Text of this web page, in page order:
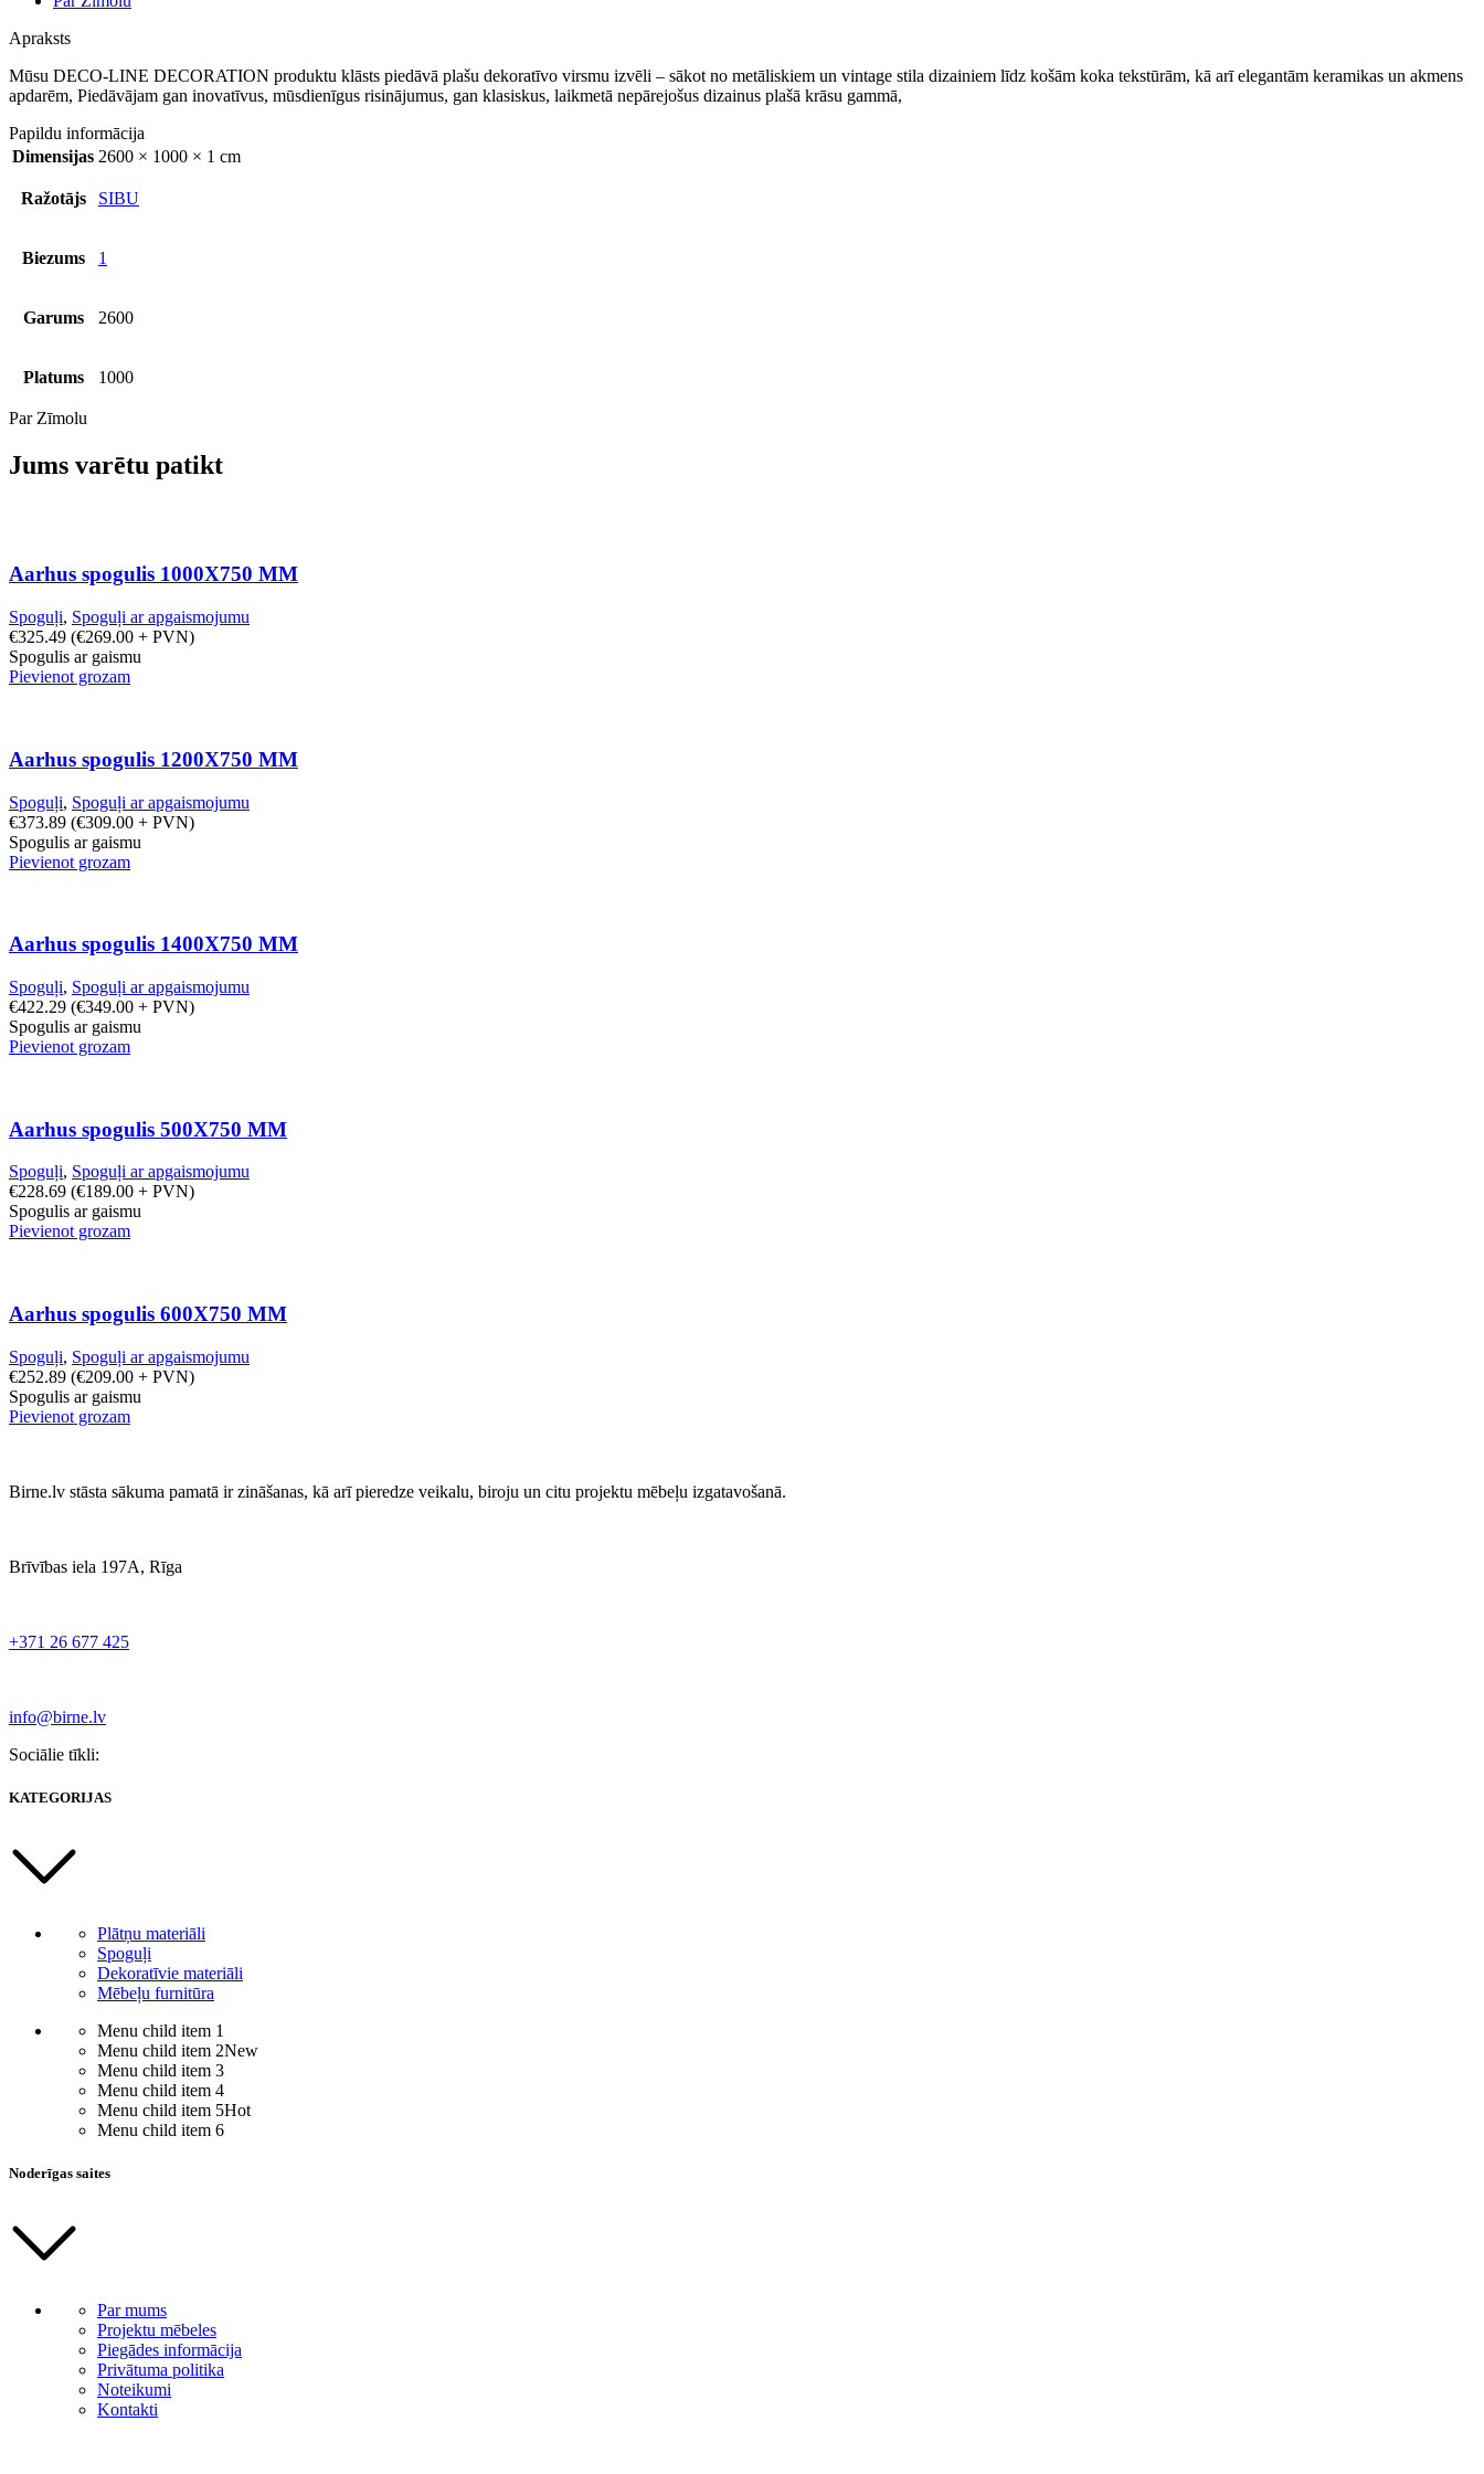
Apraksts
Mūsu DECO-LINE DECORATION produktu klāsts piedāvā plašu dekoratīvo virsmu izvēli – sākot no metāliskiem un vintage stila dizainiem līdz košām koka tekstūrām, kā arī elegantām keramikas un akmens
apdarēm, Piedāvājam gan inovatīvus, mūsdienīgus risinājumus, gan klasiskus, laikmetā nepārejošus dizainus plašā krāsu gammā,
Papildu informācija
Dimensijas 2600 × 1000 × 1 cm
Ražotājs SIBU
Biezums 1
Garums 2600
Platums 1000
Par Zīmolu
Jums varētu patikt
Aarhus spogulis 1000X750 MM
Spoguļi, Spoguļi ar apgaismojumu
€325.49 (€269.00 + PVN)
Spogulis ar gaismu
Pievienot grozam
Aarhus spogulis 1200X750 MM
Spoguļi, Spoguļi ar apgaismojumu
€373.89 (€309.00 + PVN)
Spogulis ar gaismu
Pievienot grozam
Aarhus spogulis 1400X750 MM
Spoguļi, Spoguļi ar apgaismojumu
€422.29 (€349.00 + PVN)
Spogulis ar gaismu
Pievienot grozam
Aarhus spogulis 500X750 MM
Spoguļi, Spoguļi ar apgaismojumu
€228.69 (€189.00 + PVN)
Spogulis ar gaismu
Pievienot grozam
Aarhus spogulis 600X750 MM
Spoguļi, Spoguļi ar apgaismojumu
€252.89 (€209.00 + PVN)
Spogulis ar gaismu
Pievienot grozam
Birne.lv stāsta sākuma pamatā ir zināšanas, kā arī pieredze veikalu, biroju un citu projektu mēbeļu izgatavošanā.
Brīvības iela 197A, Rīga
+371 26 677 425
info@birne.lv
Sociālie tīkli:
KATEGORIJAS
Plātņu materiāli
Spoguļi
Dekoratīvie materiāli
Mēbeļu furnitūra
Menu child item 1
Menu child item 2New
Menu child item 3
Menu child item 4
Menu child item 5Hot
Menu child item 6
Noderīgas saites
Par mums
Projektu mēbeles
Piegādes informācija
Privātuma politika
Noteikumi
Kontakti